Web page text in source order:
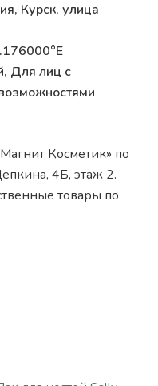
Курск, улица
Для лиц с
Косметик» по
4Б, этаж 2.
товары по